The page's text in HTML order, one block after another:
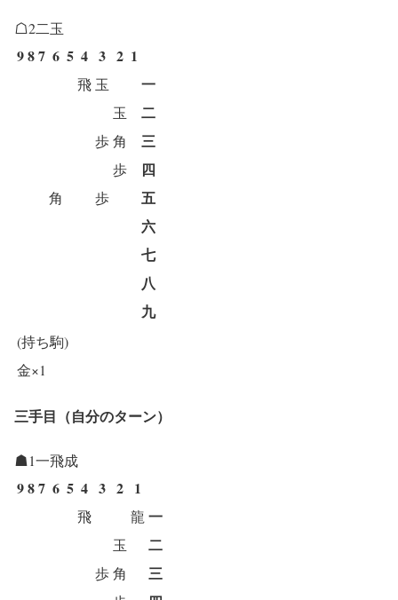
☖2二玉
987 6 5 4 3 2 1
飛 玉 一
玉 二
歩角 三
歩 四
角 歩
五
六
七
八
九
(持ち駒)
金×1
三手目（自分のターン）
☗1一飛成
987 6 5 4 3 2 1
飛 龍 一
玉 二
歩角 三